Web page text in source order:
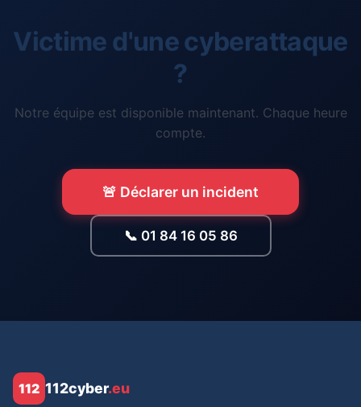
Victime d'une cyberattaque
?
Notre équipe est disponible maintenant. Chaque heure
compte.
🚨 Déclarer un incident
📞 01 84 16 05 86
112 112cyber.eu